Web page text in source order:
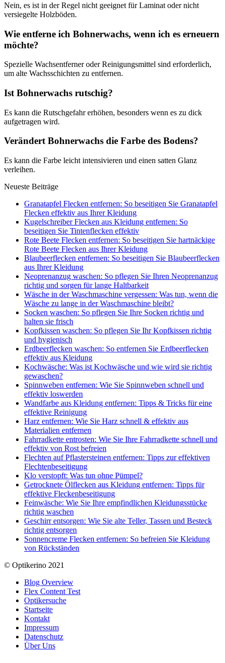
Nein, es ist in der Regel nicht geeignet für Laminat oder nicht
versiegelte Holzböden.
Wie entferne ich Bohnerwachs, wenn ich es erneuern
möchte?
Spezielle Wachsentferner oder Reinigungsmittel sind erforderlich,
um alte Wachsschichten zu entfernen.
Ist Bohnerwachs rutschig?
Es kann die Rutschgefahr erhöhen, besonders wenn es zu dick
aufgetragen wird.
Verändert Bohnerwachs die Farbe des Bodens?
Es kann die Farbe leicht intensivieren und einen satten Glanz
verleihen.
Neueste Beiträge
Granatapfel Flecken entfernen: So beseitigen Sie Granatapfel
Flecken effektiv aus Ihrer Kleidung
Kugelschreiber Flecken aus Kleidung entfernen: So
beseitigen Sie Tintenflecken effektiv
Rote Beete Flecken entfernen: So beseitigen Sie hartnäckige
Rote Beete Flecken aus Ihrer Kleidung
Blaubeerflecken entfernen: So beseitigen Sie Blaubeerflecken
aus Ihrer Kleidung
Neoprenanzug waschen: So pflegen Sie Ihren Neoprenanzug
richtig und sorgen für lange Haltbarkeit
Wäsche in der Waschmaschine vergessen: Was tun, wenn die
Wäsche zu lange in der Waschmaschine bleibt?
Socken waschen: So pflegen Sie Ihre Socken richtig und
halten sie frisch
Kopfkissen waschen: So pflegen Sie Ihr Kopfkissen richtig
und hygienisch
Erdbeerflecken waschen: So entfernen Sie Erdbeerflecken
effektiv aus Kleidung
Kochwäsche: Was ist Kochwäsche und wie wird sie richtig
gewaschen?
Spinnweben entfernen: Wie Sie Spinnweben schnell und
effektiv loswerden
Wandfarbe aus Kleidung entfernen: Tipps & Tricks für eine
effektive Reinigung
Harz entfernen: Wie Sie Harz schnell & effektiv aus
Materialien entfernen
Fahrradkette entrosten: Wie Sie Ihre Fahrradkette schnell und
effektiv von Rost befreien
Flechten auf Pflastersteinen entfernen: Tipps zur effektiven
Flechtenbeseitigung
Klo verstopft: Was tun ohne Pümpel?
Getrocknete Ölflecken aus Kleidung entfernen: Tipps für
effektive Fleckenbeseitigung
Feinwäsche: Wie Sie Ihre empfindlichen Kleidungsstücke
richtig waschen
Geschirr entsorgen: Wie Sie alte Teller, Tassen und Besteck
richtig entsorgen
Sonnencreme Flecken entfernen: So befreien Sie Kleidung
von Rückständen
© Optikerino 2021
Blog Overview
Flex Content Test
Optikersuche
Startseite
Kontakt
Impressum
Datenschutz
Über Uns